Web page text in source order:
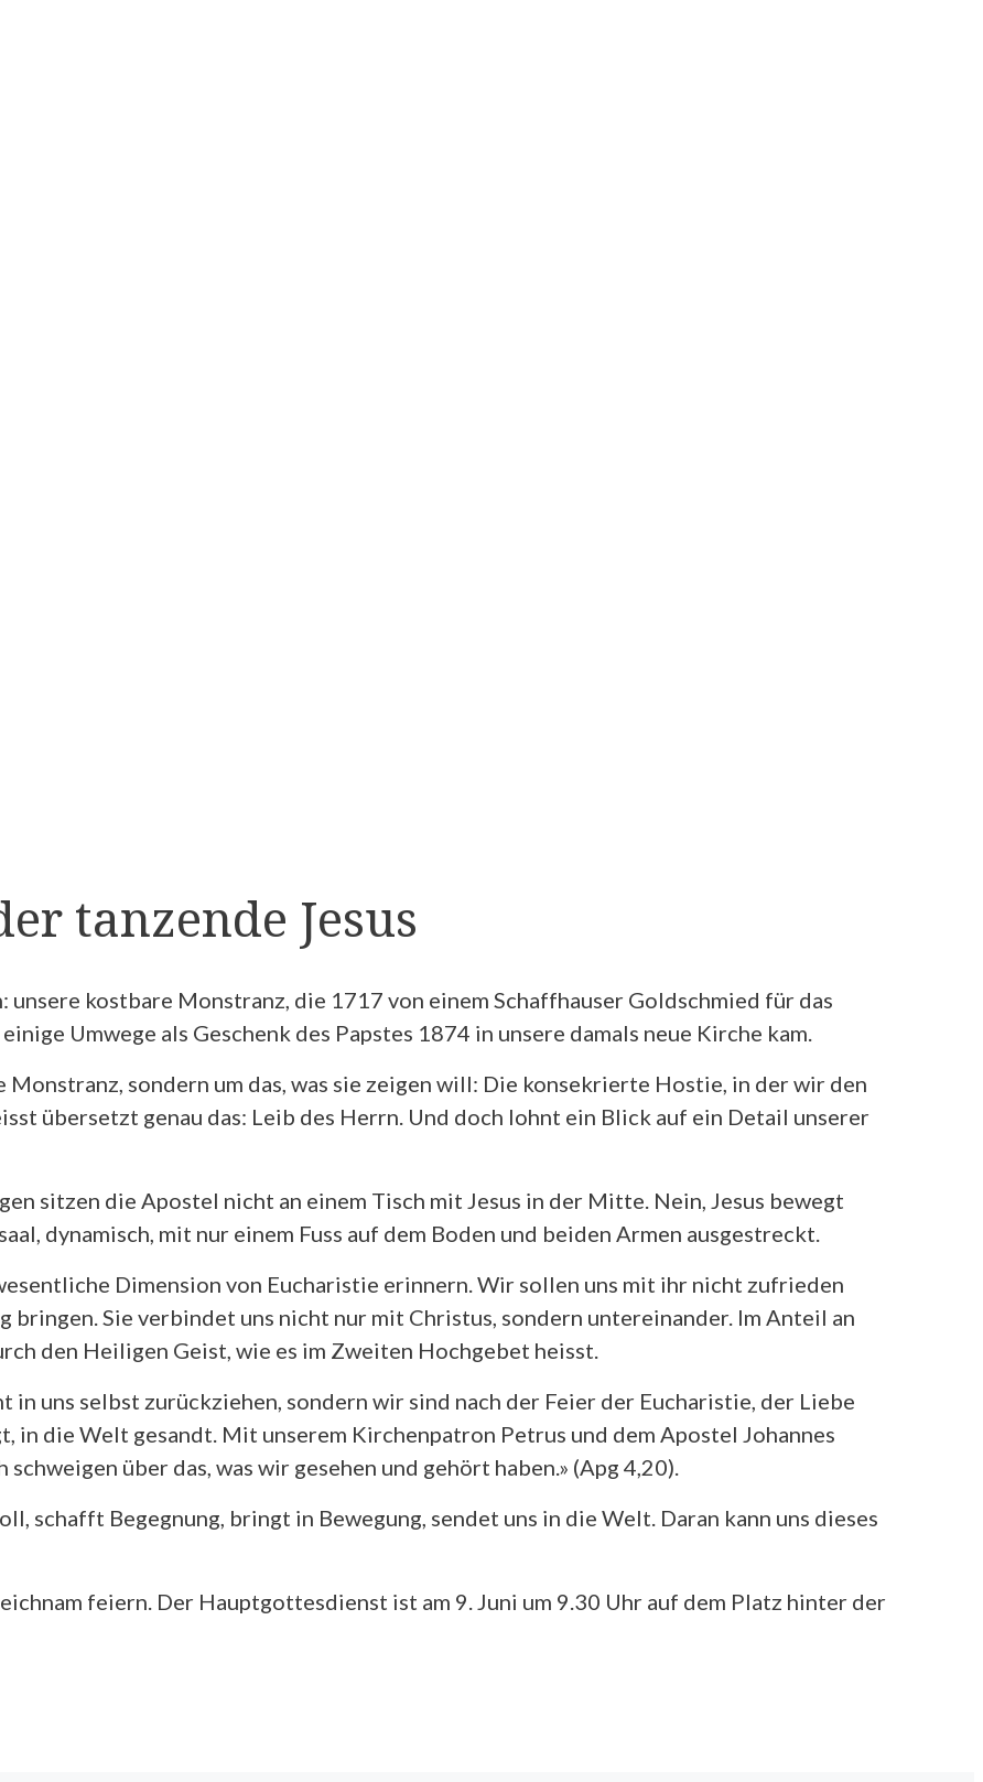
tanzende Jesus
unsere kostbare Monstranz, die 1717 von einem Schaffhauser Goldschmied für das
Umwege als Geschenk des Papstes 1874 in unsere damals neue Kirche kam.
sondern um das, was sie zeigen will: Die konsekrierte Hostie, in der wir den
übersetzt genau das: Leib des Herrn. Und doch lohnt ein Blick auf ein Detail unserer
sitzen die Apostel nicht an einem Tisch mit Jesus in der Mitte. Nein, Jesus bewegt
dynamisch, mit nur einem Fuss auf dem Boden und beiden Armen ausgestreckt.
Dimension von Eucharistie erinnern. Wir sollen uns mit ihr nicht zufrieden
bringen. Sie verbindet uns nicht nur mit Christus, sondern untereinander. Im Anteil an
den Heiligen Geist, wie es im Zweiten Hochgebet heisst.
in uns selbst zurückziehen, sondern wir sind nach der Feier der Eucharistie, der Liebe
in die Welt gesandt. Mit unserem Kirchenpatron Petrus und dem Apostel Johannes
über das, was wir gesehen und gehört haben.» (Apg 4,20).
schafft Begegnung, bringt in Bewegung, sendet uns in die Welt. Daran kann uns dieses
feiern. Der Hauptgottesdienst ist am 9. Juni um 9.30 Uhr auf dem Platz hinter der